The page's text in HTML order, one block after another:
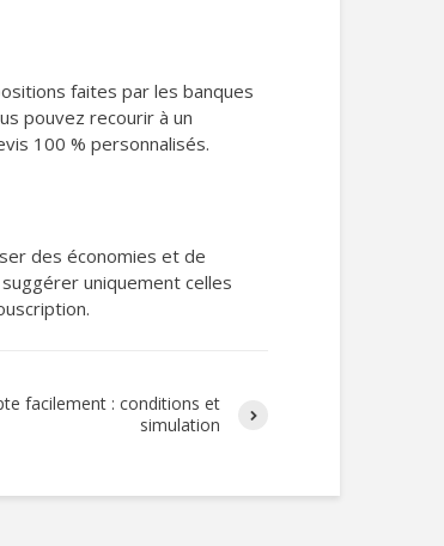
faites par les banques
pouvez recourir à un
100 % personnalisés.
des économies et de
uniquement celles
facilement : conditions et
simulation